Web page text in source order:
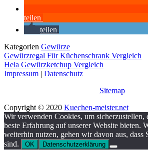
teilen
teilen
Kategorien Gewürze
Gewürzregal Für Küchenschrank Vergleich
Hela Gewürzketchup Vergleich
Impressum | Datenschutz
Sitemap
Copyright © 2020 Kuechen-meister.net
Wir verwenden Cookies, um sicherzustellen,
beste Erfahrung auf unserer Website bieten.
weiterhin nutzen, gehen wir davon aus, dass
sind.
OK Datenschutzerklärung